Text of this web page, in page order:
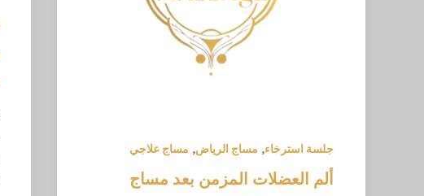
جلسة استرخاء, مساج الرياض, مساج علاجي
ألم العضلات المزمن بعد مساج